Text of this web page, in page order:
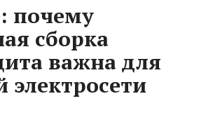
почему
сборка
важна для
электросети